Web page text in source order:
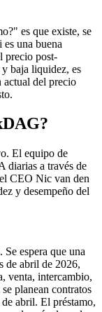
es que existe, se
una buena
precio post-
baja liquidez, es
actual del precio
El equipo de
diarias a través de
CEO Nic van den
y desempeño del
espera que una
de abril de 2026,
venta, intercambio,
planean contratos
abril. El préstamo,